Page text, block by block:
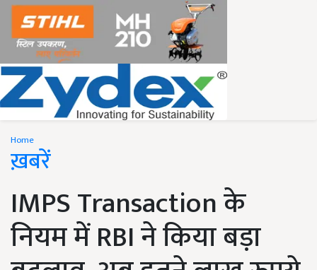
Home
ख़बरें
IMPS Transaction के
नियम में RBI ने किया बड़ा